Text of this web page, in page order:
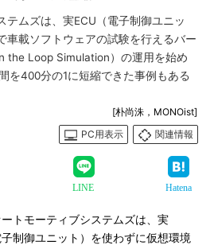
テムズは、実ECU（電子制御ユニッ
車載ソフトウェアの試験を行えるバー
the Loop Simulation）の運用を始め
を400分の1に短縮できた事例もある
[朴尚洙，MONOist]
PC用表示
関連情報
LINE Hatena
トモーティブシステムズは、実
子制御ユニット）を使わずに仮想環境